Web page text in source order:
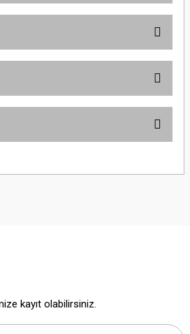
öneri formunu kullanarak tarafımıza
kayıt olabilirsiniz.